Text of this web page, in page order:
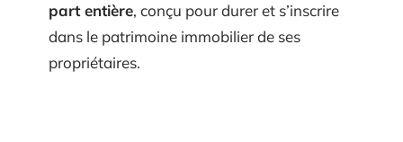
part entière, conçu pour durer et s’inscrire
dans le patrimoine immobilier de ses
propriétaires.